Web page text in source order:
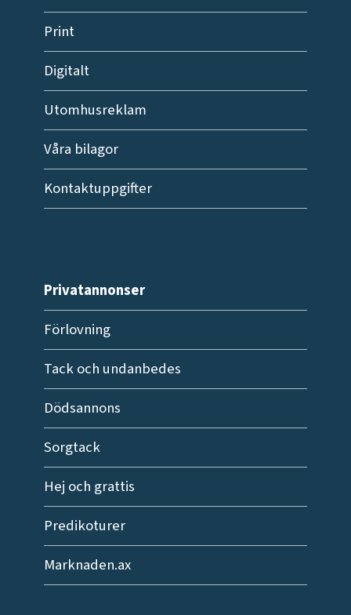
Print
Digitalt
Utomhusreklam
Våra bilagor
Kontaktuppgifter
Privatannonser
Förlovning
Tack och undanbedes
Dödsannons
Sorgtack
Hej och grattis
Predikoturer
Marknaden.ax